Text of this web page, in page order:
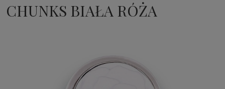
CHUNKS BIAŁA RÓŻA